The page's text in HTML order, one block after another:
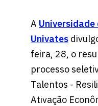
A Universidade
Univates
feira, 28, o
processo
Talentos -
Ativação